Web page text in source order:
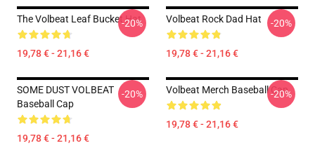
The Volbeat Leaf Bucket Hat
19,78 € - 21,16 €
-20% Volbeat Rock Dad Hat
19,78 € - 21,16 €
-20%
SOME DUST VOLBEAT
Baseball Cap
19,78 € - 21,16 €
-20% Volbeat Merch Baseball Cap
19,78 € - 21,16 €
-20%